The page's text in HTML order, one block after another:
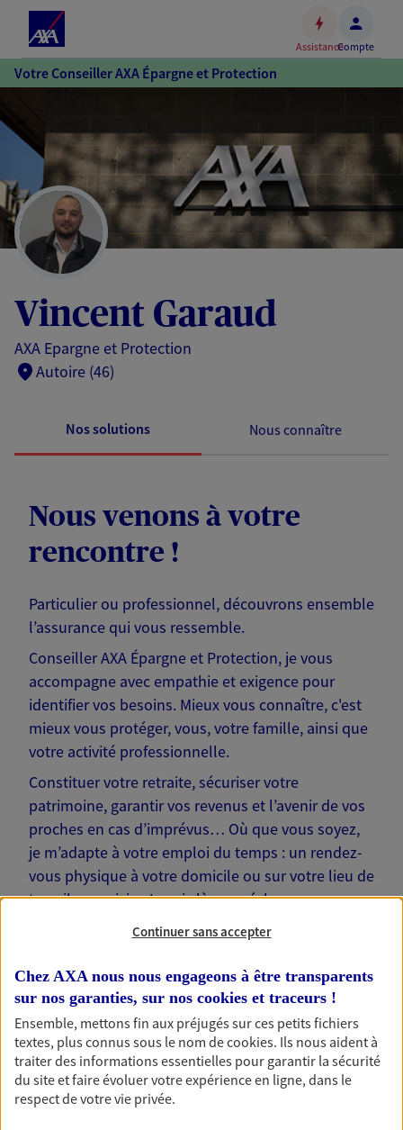
Accéder
au
Accéder
au
pied
de
page
AssistanceCompte
Votre Conseiller AXA Épargne et Protection
Vincent Garaud
AXA Epargne et Protection
Autoire (46)
Nos solutions Nous connaître
Nous venons à votre
rencontre !
Particulier ou professionnel, découvrons ensemble
l’assurance qui vous ressemble.
Conseiller AXA Épargne et Protection, je vous
accompagne avec empathie et exigence pour
identifier vos besoins. Mieux vous connaître, c'est
mieux vous protéger, vous, votre famille, ainsi que
votre activité professionnelle.
Constituer votre retraite, sécuriser votre
patrimoine, garantir vos revenus et l’avenir de vos
proches en cas d’imprévus… Où que vous soyez,
je m’adapte à votre emploi du temps : un rendez-
vous physique à votre domicile ou sur votre lieu de
travail, une visio. Je suis là pour échanger avec
Nos offres phares
Continuer sans accepter
Chez AXA nous nous engageons à être transparents
sur nos garanties, sur nos cookies et traceurs !
Ensemble, mettons fin aux préjugés sur ces petits fichiers
textes, plus connus sous le nom decookies. Ils nous aident à
traiter des informations essentielles pour garantir la sécurité
du site et faire évoluer votre expérience en ligne, dans le
respect de votre vie privée.